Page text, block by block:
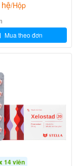
dấu hiệu chảy
nhiệt độ dưới
xa tầm tay trẻ
20mg
H100v
/Hộp
Mua theo đơn
14 viên